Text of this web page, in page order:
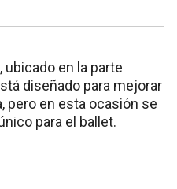
en la parte
diseñado para mejorar
pero en esta ocasión se
para el ballet.